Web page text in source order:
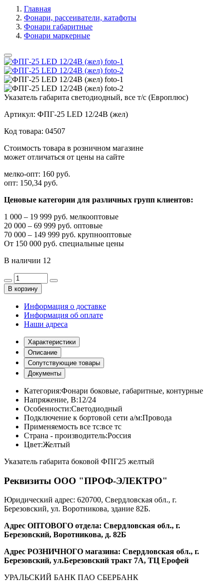
Главная
Фонари, рассеиватели, катафоты
Фонари габаритные
Фонари маркерные
Указатель габарита светодиодный, все т/с (Европлюс)
Артикул: ФПГ-25 LED 12/24В (жел)
Код товара: 04507
Стоимость товара в розничном магазине
может отличаться от цены на сайте
мелко-опт: 160 руб.
опт: 150,34 руб.
Ценовые категории для различных групп клиентов:
1 000 – 19 999 руб. мелкооптовые
20 000 – 69 999 руб. оптовые
70 000 – 149 999 руб. крупнооптовые
От 150 000 руб. специальные цены
В наличии 12
В корзину
Информация о доставке
Информация об оплате
Наши адреса
Характеристики
Описание
Сопутствующие товары
Документы
Категория:Фонари боковые, габаритные, контурные
Напряжение, В:12/24
Особенности:Светодиодный
Подключение к бортовой сети а/м:Провода
Применяемость все тс:все тс
Страна - производитель:Россия
Цвет:Желтый
Указатель габарита боковой ФПГ25 желтый
Реквизиты ООО "ПРОФ-ЭЛЕКТРО"
Юридический адрес: 620700, Свердловская обл., г.
Березовский, ул. Воротникова, здание 82Б.
Адрес ОПТОВОГО отдела: Свердловская обл., г.
Березовский, Воротникова, д. 82Б
Адрес РОЗНИЧНОГО магазина: Свердловская обл., г.
Березовский, ул.Березовский тракт 7А, ТЦ Ерофей
УРАЛЬСКИЙ БАНК ПАО СБЕРБАНК